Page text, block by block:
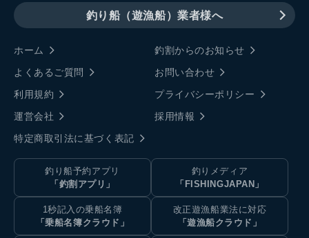
釣り船（遊漁船）業者様へ
ホーム
釣割からのお知らせ
よくあるご質問
お問い合わせ
利用規約
プライバシーポリシー
運営会社
採用情報
特定商取引法に基づく表記
釣り船予約アプリ
「釣割アプリ」
釣りメディア
「FISHINGJAPAN」
1秒記入の乗船名簿
「乗船名簿クラウド」
改正遊漁船業法に対応
「遊漁船クラウド」